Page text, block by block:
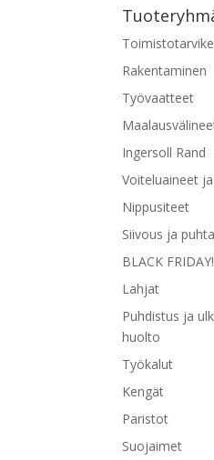
Rakentaminen
Työvaatteet
Ingersoll Rand
Voiteluaineet
Nippusiteet
Siivous ja
BLACK FRIDAY!
Lahjat
Puhdistus ja
huolto
Työkalut
Kengät
Paristot
Suojaimet